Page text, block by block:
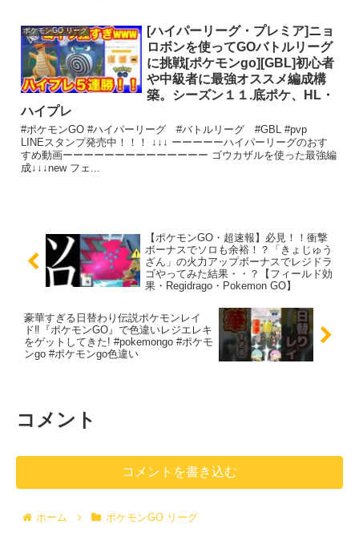
ポケモンGO リーグ
[ハイパーリーグ・プレミア]ニョ
ロボンを使ってGOバトルリーグ
に挑戦[ポケモンgo][GBL]初心者
や中級者に最強オススメ編成構
築。シーズン１１.底ポケ、HL・
ハイプレ
#ポケモンGO #ハイパーリーグ #バトルリーグ #GBL #pvp
LINEスタンプ発売中！！！ ↓↓↓ ーーーーーハイパーリーグのおす
すめ動画ーーーーーーーーーーーーーー ゴウカザルを使った最強編
成↓↓↓new フェ...
【ポケモンGO・超速報】必見！！衝撃
ボーナスでソロも余裕！？「きょじゅう
ざん」の火力アップボーナスでレジドラ
ゴやってみた結果・・？【フィールド効
果・Regidrago・Pokemon GO】
豪華すぎる日替わり伝説ポケモンレイ
ド‼️『ポケモンGO』で色違いレジエレキ
をゲットしてきた! #pokemongo #ポケモ
ンgo #ポケモンgo色違い
コメント
コメントを書き込む
ホーム ポケモンGO リーグ